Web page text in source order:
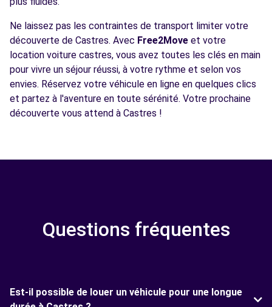
Ne laissez pas les contraintes de transport limiter votre
découverte de Castres. Avec Free2Move et votre
location voiture castres, vous avez toutes les clés en main
pour vivre un séjour réussi, à votre rythme et selon vos
envies. Réservez votre véhicule en ligne en quelques clics
et partez à l'aventure en toute sérénité. Votre prochaine
découverte vous attend à Castres !
Questions fréquentes
Est-il possible de louer un véhicule pour une longue